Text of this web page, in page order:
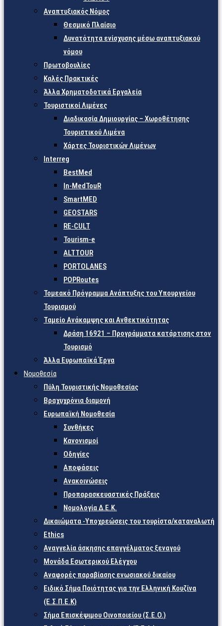
Αναπτυξιακός Νόμος
Θεσμικό Πλαίσιο
Δυνατότητα ενίσχυσης μέσω αναπτυξιακού
νόμου
Πρωτοβουλίες
Καλές Πρακτικές
Άλλα Χρηματοδοτικά Εργαλεία
Τουριστικοί Λιμένες
Διαδικασία Δημιουργίας – Χωροθέτησης
Τουριστικού Λιμένα
Χάρτες Τουριστικών Λιμένων
Interreg
BestMed
In-MedTouR
SmartMED
GEOSTARS
RE-CULT
Tourism-e
ALTTOUR
PORTOLANES
POPRoutes
Τομεακό Πρόγραμμα Ανάπτυξης του Υπουργείου
Τουρισμού
Ταμείο Ανάκαμψης και Ανθεκτικότητας
Δράση 16921 – Προγράμματα κατάρτισης στον
Τουρισμό
Άλλα Ευρωπαϊκά Έργα
Νομοθεσία
Πύλη Τουριστικής Νομοθεσίας
Βραχυχρόνια διαμονή
Ευρωπαϊκή Νομοθεσία
Συνθήκες
Κανονισμοί
Οδηγίες
Αποφάσεις
Ανακοινώσεις
Προπαρασκευαστικές Πράξεις
Νομολογία Δ.Ε.Κ.
Δικαιώματα -Υποχρεώσεις του τουρίστα/καταναλωτή
Ethics
Αναγγελία άσκησης επαγγέλματος ξεναγού
Μονάδα Εσωτερικού Ελέγχου
Αναφορές παραβίασης ενωσιακού δικαίου
Ειδικό Σήμα Ποιότητας για την Ελληνική Κουζίνα
(Ε.Σ.Π.Ε.Κ)
Σήμα Επισκέψιμου Οινοποιείου (Σ.Ε.Ο.)